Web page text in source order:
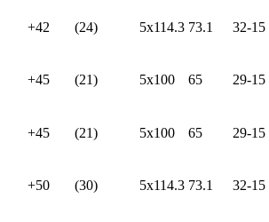
+42 (24) 5x114.3 73.1 32-15
+45 (21) 5x100 65 29-15
+45 (21) 5x100 65 29-15
+50 (30) 5x114.3 73.1 32-15